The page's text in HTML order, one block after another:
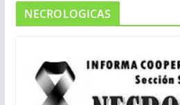
NECROLOGICAS